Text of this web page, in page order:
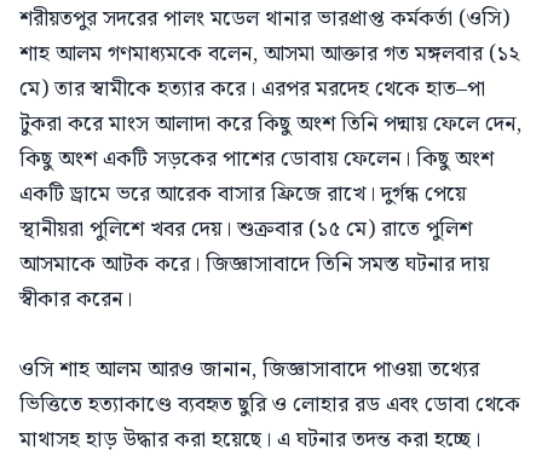
শরীয়তপুর সদরের পালং মডেল থানার ভারপ্রাপ্ত কর্মকর্তা (ওসি)
শাহ আলম গণমাধ্যমকে বলেন, আসমা আক্তার গত মঙ্গলবার (১২
মে) তার স্বামীকে হত্যার করে। এরপর মরদেহ থেকে হাত–পা
টুকরা করে মাংস আলাদা করে কিছু অংশ তিনি পদ্মায় ফেলে দেন,
কিছু অংশ একটি সড়কের পাশের ডোবায় ফেলেন। কিছু অংশ
একটি ড্রামে ভরে আরেক বাসার ফ্রিজে রাখে। দুর্গন্ধ পেয়ে
স্থানীয়রা পুলিশে খবর দেয়। শুক্রবার (১৫ মে) রাতে পুলিশ
আসমাকে আটক করে। জিজ্ঞাসাবাদে তিনি সমস্ত ঘটনার দায়
স্বীকার করেন।
ওসি শাহ আলম আরও জানান, জিজ্ঞাসাবাদে পাওয়া তথ্যের
ভিত্তিতে হত্যাকাণ্ডে ব্যবহৃত ছুরি ও লোহার রড এবং ডোবা থেকে
মাথাসহ হাড় উদ্ধার করা হয়েছে। এ ঘটনার তদন্ত করা হচ্ছে।